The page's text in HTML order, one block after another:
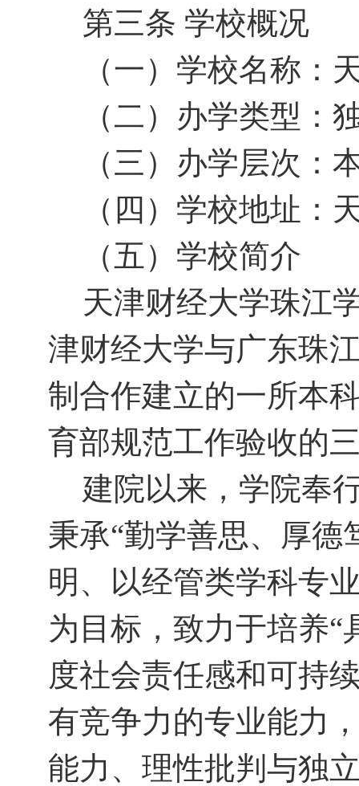
第三条 学校概况
（一）学校名称：
（二）办学类型：
（三）办学层次：
（四）学校地址：
（五） 学校简介
天津财经大学珠江
津财经大学与广东珠
制合作建立的一所本
育部规范工作验收的
建院以来，学院奉
秉承“勤学善思、厚德
明、以经管类学科专
为目标，致力于培养
度社会责任感和可持
有竞争力的专业能力
能力、理性批判与独